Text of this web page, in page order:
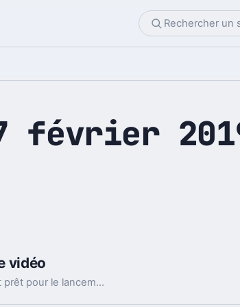
février
vidéo
Après la saga Fallout, le studio Obsidian semble pratiquement prêt pour le lancement du jeu The Outer Worlds, une fuite nous permet d'envisager une sortie cet été. Au passage, voici une interview des créateurs de ce action-RPG...